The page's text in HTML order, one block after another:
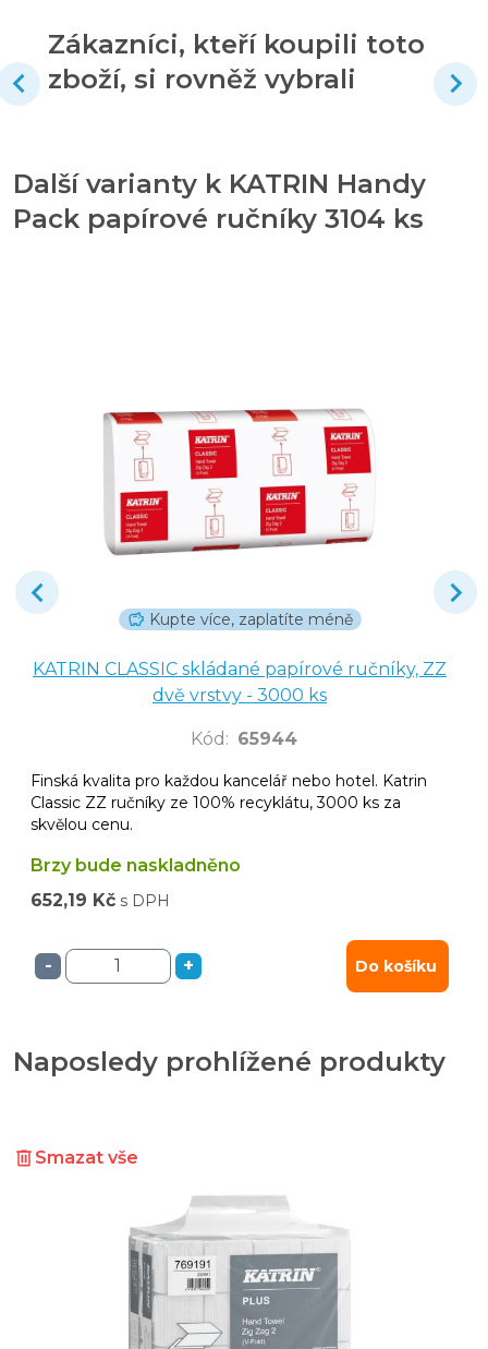
Zákazníci, kteří koupili toto
zboží, si rovněž vybrali
Další varianty k KATRIN Handy
Pack papírové ručníky 3104 ks
Kupte více, zaplatíte méně
KATRIN CLASSIC skládané papírové ručníky, ZZ
dvě vrstvy - 3000 ks
Kód : 65944
Finská kvalita pro každou kancelář nebo hotel. Katrin
Classic ZZ ručníky ze 100% recyklátu, 3000 ks za
skvělou cenu.
Brzy bude naskladněno
652,19 Kč s DPH
- + Do košíku
Naposledy prohlížené produkty
Smazat vše